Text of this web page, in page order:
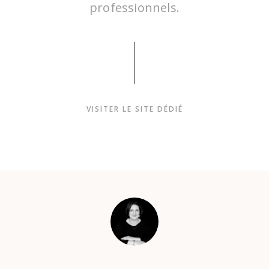
professionnels.
VISITER LE SITE DÉDIÉ
plus à l’aise et naturelle. C’est avec fierté que